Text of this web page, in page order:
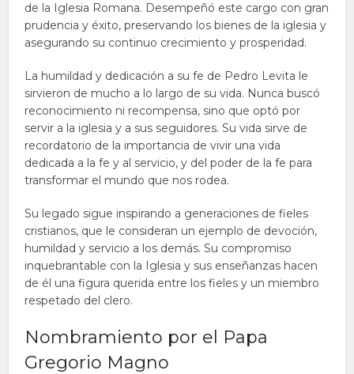
de la Iglesia Romana. Desempeñó este cargo con gran
prudencia y éxito, preservando los bienes de la iglesia y
asegurando su continuo crecimiento y prosperidad.
La humildad y dedicación a su fe de Pedro Levita le
sirvieron de mucho a lo largo de su vida. Nunca buscó
reconocimiento ni recompensa, sino que optó por
servir a la iglesia y a sus seguidores. Su vida sirve de
recordatorio de la importancia de vivir una vida
dedicada a la fe y al servicio, y del poder de la fe para
transformar el mundo que nos rodea.
Su legado sigue inspirando a generaciones de fieles
cristianos, que le consideran un ejemplo de devoción,
humildad y servicio a los demás. Su compromiso
inquebrantable con la Iglesia y sus enseñanzas hacen
de él una figura querida entre los fieles y un miembro
respetado del clero.
Nombramiento por el Papa
Gregorio Magno